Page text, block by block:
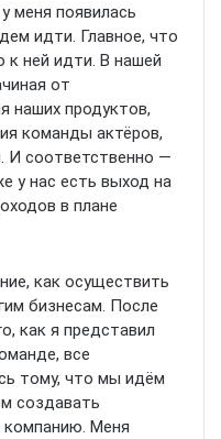
меня появилась
идти. Главное, что
к ней идти. В нашей
от
наших продуктов,
команды актёров,
И соответственно —
у нас есть выход на
в плане
как осуществить
бизнесам. После
как я представил
все
тому, что мы идём
создавать
компанию. Меня